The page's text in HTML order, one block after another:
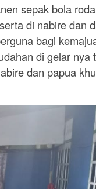
sepak bola
di nabire dan
bagi
di gelar nya
dan papua